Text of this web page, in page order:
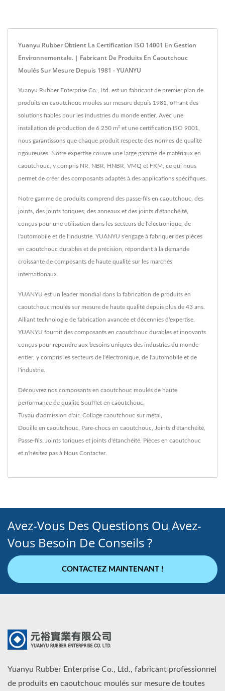
Yuanyu Rubber Obtient La Certification ISO 14001 En Gestion
Environnementale. | Fabricant De Produits En Caoutchouc
Moulés Sur Mesure Depuis 1981 - YUANYU
Yuanyu Rubber Enterprise Co., Ltd. est un fabricant de premier plan de
produits en caoutchouc moulés sur mesure depuis 1981, offrant des
solutions fiables pour les industries du monde entier. Avec une
installation de production de 6 250 m² et une certification ISO 9001,
nous garantissons que chaque produit respecte des normes de qualité
rigoureuses. Notre expertise couvre une large gamme de matériaux en
caoutchouc, y compris NR, NBR, HNBR, VMQ et FKM, ce qui nous
permet de créer des composants adaptés à des applications spécifiques.
Notre gamme de produits comprend des passe-fils en caoutchouc, des
joints, des joints toriques, des anneaux et des joints d'étanchéité,
conçus pour une utilisation dans les secteurs de l'électronique, de
l'automobile et de l'industrie. YUANYU s'engage à fabriquer des pièces
en caoutchouc durables et de précision, répondant à la demande
croissante de composants de haute qualité sur les marchés
internationaux.
YUANYU est un leader mondial dans la fabrication de produits en
caoutchouc moulés sur mesure de haute qualité depuis plus de 43 ans.
Alliant technologie de fabrication avancée et décennies d'expertise,
YUANYU fournit des composants en caoutchouc durables et innovants
conçus pour répondre aux besoins uniques des industries du monde
entier, y compris les secteurs de l'électronique, de l'automobile et de
l'industrie.
Découvrez nos composants en caoutchouc moulés de haute
performance de qualité Soufflet en caoutchouc
Tuyau d'admission d'air, Collage caoutchouc sur métal
Douille en caoutchouc Pare-chocs en caoutchouc Joints d'étanchéité
Passe-fils Joints toriques et joints d'étanchéité Pièces en caoutchouc
et n'hésitez pas à Nous Contacter.
Avez-Vous Des Questions Ou Avez-
Vous Besoin De Conseils ?
CONTACTEZ MAINTENANT !
Yuanyu Rubber Enterprise Co., Ltd., fabricant professionnel
de produits en caoutchouc moulés sur mesure de toutes